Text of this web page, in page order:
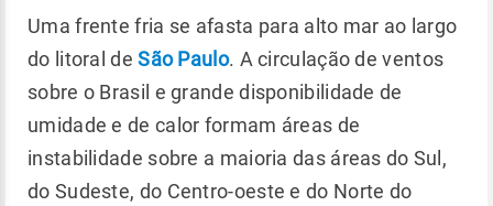
Uma frente fria se afasta para alto mar ao largo
do litoral deSão Paulo. A circulação de ventos
sobre o Brasil e grande disponibilidade de
umidade e de calor formam áreas de
instabilidade sobre a maioria das áreas do Sul,
do Sudeste, do Centro-oeste e do Norte do